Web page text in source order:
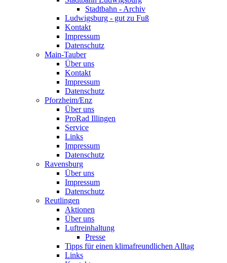
Stadtbahn - Archiv
Ludwigsburg - gut zu Fuß
Kontakt
Impressum
Datenschutz
Main-Tauber
Über uns
Kontakt
Impressum
Datenschutz
Pforzheim/Enz
Über uns
ProRad Illingen
Service
Links
Impressum
Datenschutz
Ravensburg
Über uns
Impressum
Datenschutz
Reutlingen
Aktionen
Über uns
Luftreinhaltung
Presse
Tipps für einen klimafreundlichen Alltag
Links